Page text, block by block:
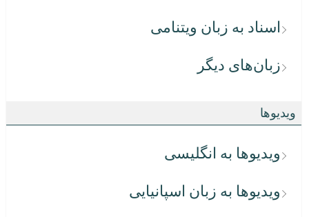
اسناد به زبان ویتنامی
زبان‌های دیگر
ویدیوها
ویدیوها به انگلیسی
ویدیوها به زبان اسپانیایی